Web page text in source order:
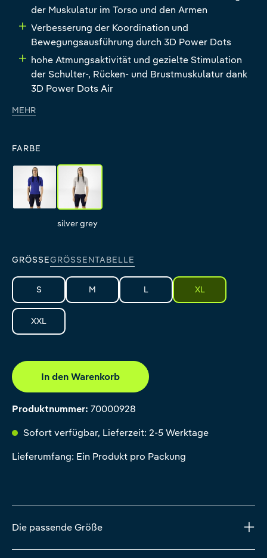
der Muskulatur im Torso und den Armen
Verbesserung der Koordination und
Bewegungsausführung durch 3D Power Dots
hohe Atmungsaktivität und gezielte Stimulation
der Schulter-, Rücken- und Brustmuskulatur dank
3D Power Dots Air
MEHR
FARBE
blue silver grey
silver grey
GRÖSSE GRÖSSENTABELLE
S M L XL
XXL
In den Warenkorb
Produktnummer: 70000928
Sofort verfügbar, Lieferzeit: 2-5 Werktage
Lieferumfang: Ein Produkt pro Packung
Die passende Größe